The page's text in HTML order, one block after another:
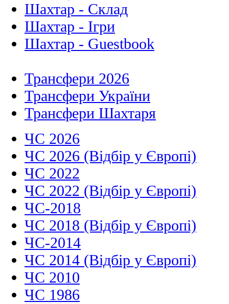
Шахтар - Склад
Шахтар - Ігри
Шахтар - Guestbook
Трансфери 2026
Трансфери України
Трансфери Шахтаря
ЧС 2026
ЧС 2026 (Відбір у Європі)
ЧС 2022
ЧС 2022 (Відбір у Європі)
ЧС-2018
ЧС 2018 (Відбір у Європі)
ЧС-2014
ЧС 2014 (Відбір у Європі)
ЧС 2010
ЧС 1986